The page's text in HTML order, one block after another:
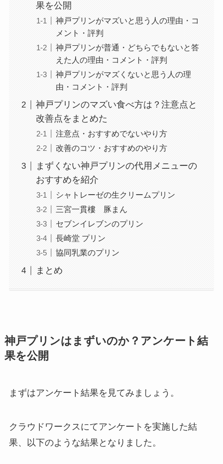
果を公開
神戸プリンがマズいと思う人の理由・コ
メント・評判
神戸プリンが普通・どちらでもないと答
えた人の理由・コメント・評判
神戸プリンがマズくないと思う人の理
由・コメント・評判
神戸プリンのマズい食べ方は？注意点と
改善点をまとめた
注意点・おすすめでないやり方
改善のコツ・おすすめのやり方
まずくない神戸プリンの代用メニューの
おすすめを紹介
シャトレーゼの生クリームプリン
三宮一貫樓 豚まん
セブンイレブンのプリン
長崎堂 プリン
協同乳業のプリン
まとめ
神戸プリンはまずいのか？アンケート結
果を公開
まずはアンケート結果を見てみましょう。
クラウドワークスにてアンケートを実施した結
果、以下のような結果となりました。